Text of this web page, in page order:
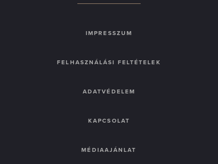
IMPRESSZUM
FELHASZNÁLÁSI FELTÉTELEK
ADATVÉDELEM
KAPCSOLAT
MÉDIAAJÁNLAT